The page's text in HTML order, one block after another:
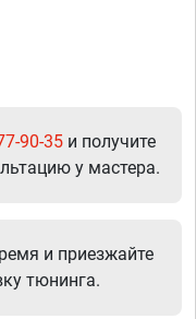
90-35 и получите
у мастера.
и приезжайте
тюнинга.